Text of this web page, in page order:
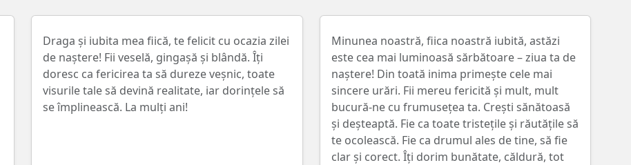
Draga și iubita mea fiică, te felicit cu ocazia zilei
de naștere! Fii veselă, gingașă și blândă. Îți
doresc ca fericirea ta să dureze veșnic, toate
visurile tale să devină realitate, iar dorințele să
se împlinească. La mulți ani!
Minunea noastră, fiica noastră iubită, astăzi
este cea mai luminoasă sărbătoare – ziua ta de
naștere! Din toată inima primește cele mai
sincere urări. Fii mereu fericită și mult, mult
bucură-ne cu frumusețea ta. Crești sănătoasă
și deșteaptă. Fie ca toate tristețile și răutățile să
te ocolească. Fie ca drumul ales de tine, să fie
clar și corect. Îți dorim bunătate, căldură, tot